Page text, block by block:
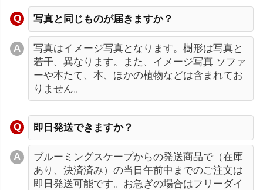
写真と同じものが届きますか？
写真はイメージ写真となります。樹形は写真と
若干、異なります。また、イメージ写真 ソファ
ーや本たて、本、ほかの植物などは含まれてお
りません。
即日発送できますか？
ブルーミングスケープからの発送商品で（在庫
あり、決済済み）の当日午前中までのご注文は
即日発送可能です。お急ぎの場合はフリーダイ